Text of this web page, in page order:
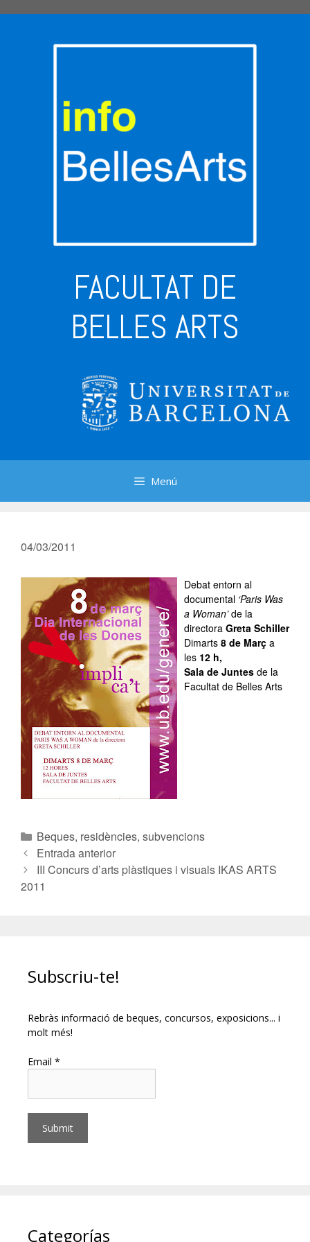
FACULTAT DE
BELLES ARTS
Menú
04/03/2011
Debat entorn al
documental ‘Paris Was
a Woman’de la
directora Greta Schiller
Dimarts 8 de Març a
les 12 h,
Sala de Juntes de la
Facultat de Belles Arts
Beques, residències, subvencions
Entrada anterior
III Concurs d’arts plàstiques i visuals IKAS ARTS
2011
Subscriu-te!
Rebràs informació de beques, concursos, exposicions... i
molt més!
Email *
Categorías